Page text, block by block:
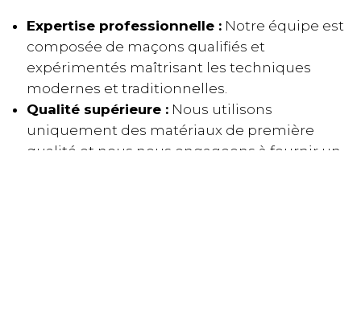
Expertise professionnelle : Notre équipe est
composée de maçons qualifiés et
expérimentés maîtrisant les techniques
modernes et traditionnelles.
Qualité supérieure : Nous utilisons
uniquement des matériaux de première
qualité et nous nous engageons à fournir un